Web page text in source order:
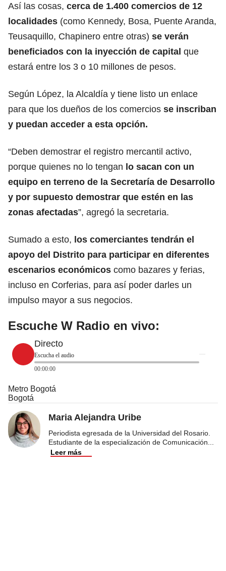
Así las cosas, cerca de 1.400 comercios de 12
localidades (como Kennedy, Bosa, Puente Aranda,
Teusaquillo, Chapinero entre otras) se verán
beneficiados con la inyección de capital que
estará entre los 3 o 10 millones de pesos.
Según López, la Alcaldía y tiene listo un enlace
para que los dueños de los comercios se inscriban
y puedan acceder a esta opción.
“Deben demostrar el registro mercantil activo,
porque quienes no lo tengan lo sacan con un
equipo en terreno de la Secretaría de Desarrollo
y por supuesto demostrar que estén en las
zonas afectadas”, agregó la secretaria.
Sumado a esto, los comerciantes tendrán el
apoyo del Distrito para participar en diferentes
escenarios económicos como bazares y ferias,
incluso en Corferias, para así poder darles un
impulso mayor a sus negocios.
Escuche W Radio en vivo:
Directo
Escucha el audio
00:00:00
Metro Bogotá
Bogotá
Maria Alejandra Uribe
Periodista egresada de la Universidad del Rosario.
Estudiante de la especialización de Comunicación
Leer más